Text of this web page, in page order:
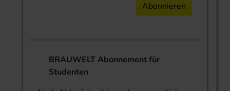
Abonnieren
BRAUWELT Abonnement für
Studenten